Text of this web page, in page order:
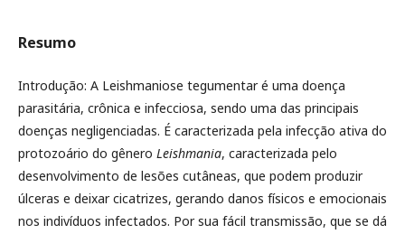
Resumo
Introdução: A Leishmaniose tegumentar é uma doença
parasitária, crônica e infecciosa, sendo uma das principais
doenças negligenciadas. É caracterizada pela infecção ativa do
protozoário do gênero Leishmania, caracterizada pelo
desenvolvimento de lesões cutâneas, que podem produzir
úlceras e deixar cicatrizes, gerando danos físicos e emocionais
nos indivíduos infectados. Por sua fácil transmissão, que se dá